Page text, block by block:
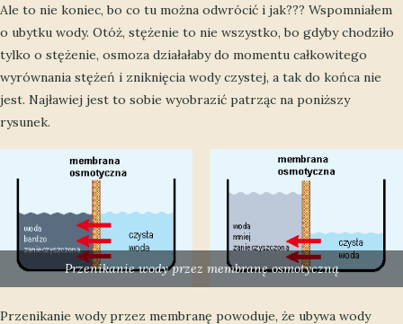
Ale to nie koniec, bo co tu można odwrócić i jak??? Wspomniałem
o ubytku wody. Otóż, stężenie to nie wszystko, bo gdyby chodziło
tylko o stężenie, osmoza działałaby do momentu całkowitego
wyrównania stężeń i zniknięcia wody czystej, a tak do końca nie
jest. Najławiej jest to sobie wyobrazić patrząc na poniższy
rysunek.
Przenikanie wody przez membranę osmotyczną
Przenikanie wody przez membranę powoduje, że ubywa wody